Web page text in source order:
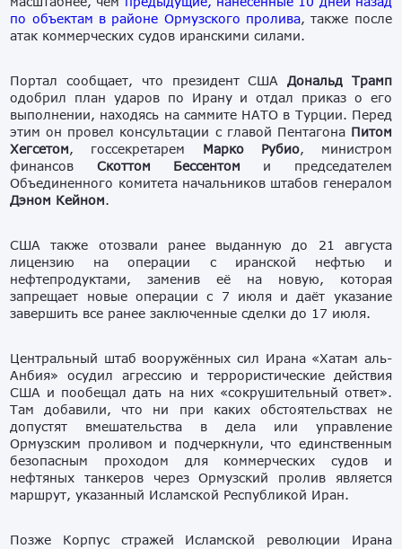
по объектам в районе Ормузского пролива, также после
атак коммерческих судов иранскими силами.
Портал сообщает, что президент СШАДональд Трамп
одобрил план ударов по Ирану и отдал приказ о его
выполнении, находясь на саммите НАТО в Турции. Перед
этим он провел консультации с главой Пентагона Питом
Хегсетом, госсекретарем Марко Рубио, министром
финансов Скоттом Бессентом и председателем
Объединенного комитета начальников штабов генералом
Дэном Кейном.
США также отозвали ранее выданную до 21 августа
лицензию на операции с иранской нефтью и
нефтепродуктами, заменив её на новую, которая
запрещает новые операции с 7 июля и даёт указание
завершить все ранее заключенные сделки до 17 июля.
Центральный штаб вооружённых сил Ирана «Хатам аль-
Анбия» осудил агрессию и террористические действия
США и пообещал дать на них «сокрушительный ответ».
Там добавили, что ни при каких обстоятельствах не
допустят вмешательства в дела или управление
Ормузским проливом и подчеркнули, что единственным
безопасным проходом для коммерческих судов и
нефтяных танкеров через Ормузский пролив является
маршрут, указанный Исламской Республикой Иран.
Позже Корпус стражей Исламской революции Ирана